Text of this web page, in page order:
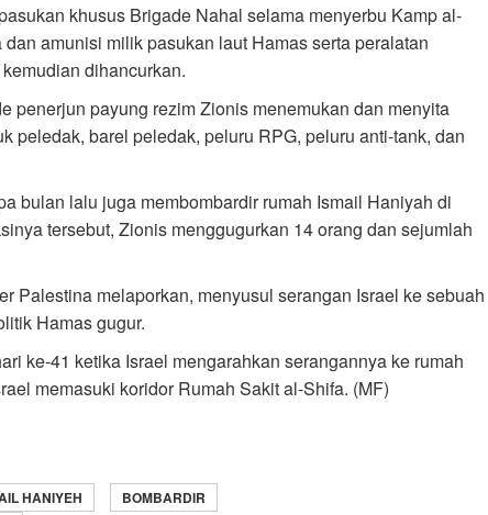
khusus Brigade Nahal selama menyerbu Kamp al-
amunisi milik pasukan laut Hamas serta peralatan
dihancurkan.
penerjun payung rezim Zionis menemukan dan menyita
peledak, barel peledak, peluru RPG, peluru anti-tank, dan
bulan lalu juga membombardir rumah Ismail Haniyah di
tersebut, Zionis menggugurkan 14 orang dan sejumlah
Palestina melaporkan, menyusul serangan Israel ke sebuah
Hamas gugur.
ke-41 ketika Israel mengarahkan serangannya ke rumah
memasuki koridor Rumah Sakit al-Shifa. (MF)
HANIYEH
BOMBARDIR